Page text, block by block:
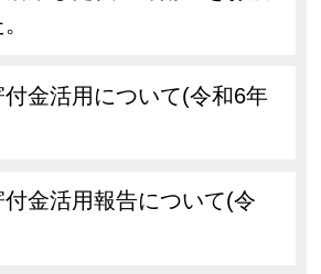
金活用について(令和6年
金活用報告について(令